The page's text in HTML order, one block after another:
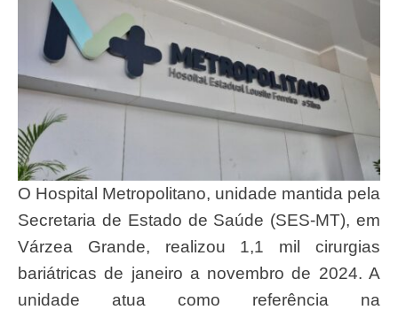
O Hospital Metropolitano, unidade mantida pela
Secretaria de Estado de Saúde (SES-MT), em
Várzea Grande, realizou 1,1 mil cirurgias
bariátricas de janeiro a novembro de 2024. A
unidade atua como referência na